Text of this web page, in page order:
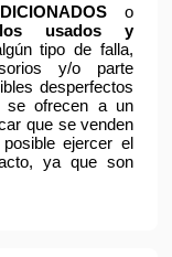
o
usados y
tipo de falla,
y/o parte
desperfectos
se ofrecen a un
que se venden
ejercer el
ya que son